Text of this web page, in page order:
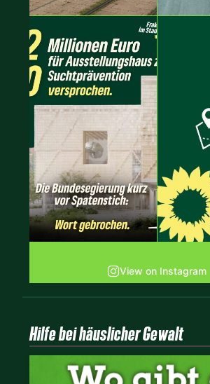
View on Instagram
Hilfe bei häuslicher Gewalt